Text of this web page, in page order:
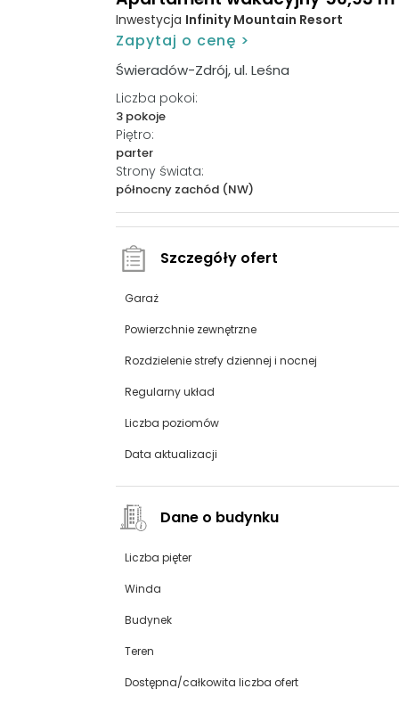
Inwestycja Infinity Mountain Resort
Zapytaj o cenę >
Świeradów-Zdrój, ul. Leśna
Liczba pokoi:
3 pokoje
Piętro:
parter
Strony świata:
północny zachód (NW)
Szczegóły ofert
Garaż
Powierzchnie zewnętrzne
Rozdzielenie strefy dziennej i nocnej
Regularny układ
Liczba poziomów
Data aktualizacji
Dane o budynku
Liczba pięter
Winda
Budynek
Teren
Dostępna/całkowita liczba ofert